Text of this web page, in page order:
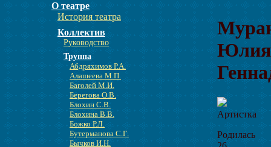
О театре
История театра
Коллектив
Руководство
Труппа
Абдряхимов Р.А.
Алашеева М.П.
Баголей М.И.
Берегова О.В.
Блохин С.В.
Блохина В.В.
Божко Р.Л.
Бутерманова С.Г.
Бычков И.Н.
Юлия
Артистка
Родилась